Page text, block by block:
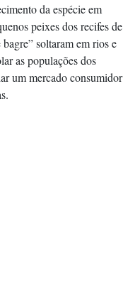
da espécie em
peixes dos recifes de
soltaram em rios e
as populações dos
um mercado consumidor